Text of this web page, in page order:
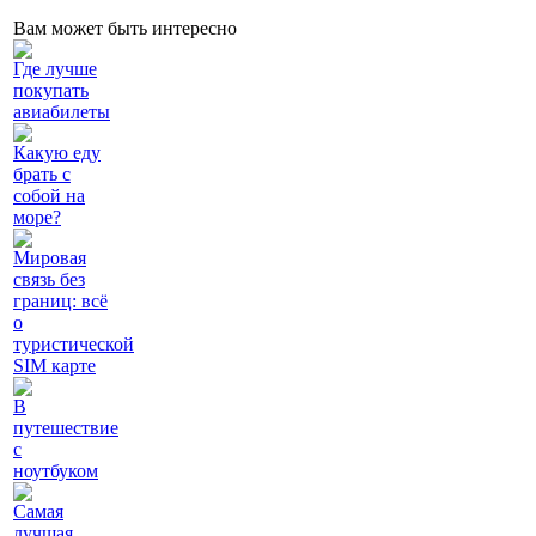
Вам может быть интересно
Где лучше
покупать
авиабилеты
Какую еду
брать с
собой на
море?
Мировая
связь без
границ: всё
о
туристической
SIM карте
В
путешествие
с
ноутбуком
Самая